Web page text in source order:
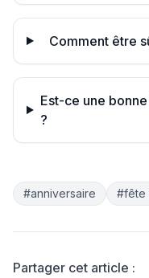
Comment être
Est-ce une
?
#anniversaire #fête
Partager cet article :